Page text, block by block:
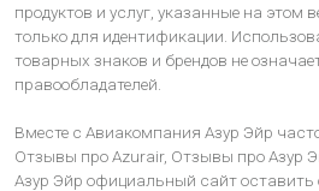
продуктов и услуг, указанные на этом
только для идентификации.
товарных знаков и брендов не
правообладателей.
Вместе с Авиакомпания Азур Эйр
Отзывы про Azurair, Отзывы про Азур
Азур Эйр официальный сайт оставить